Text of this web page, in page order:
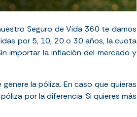
Seguro de Vida 360 te damos
por 5, 10, 20 o 30 años, la cuota
importar la inflación del mercado y
la póliza. En caso que quieras
por la diferencia. Si quieres más